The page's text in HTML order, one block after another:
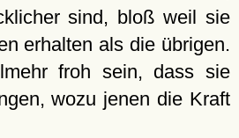
sind, bloß weil sie
erhalten als die übrigen.
froh sein, dass sie
wozu jenen die Kraft